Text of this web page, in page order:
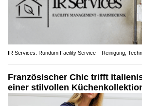
IR Services: Rundum Facility Service – Reinigung,
Französischer Chic trifft
einer stilvollen